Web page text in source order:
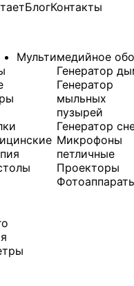
БлогКонтакты
Мультимедийное
Генератор
Генератор
мыльных
пузырей
Генератор
Микрофоны
петличные
Проекторы